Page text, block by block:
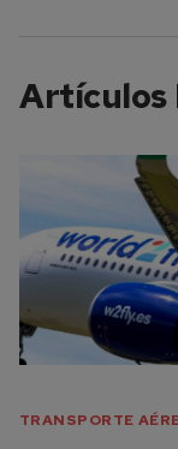
Artículos
TRANSPORTE